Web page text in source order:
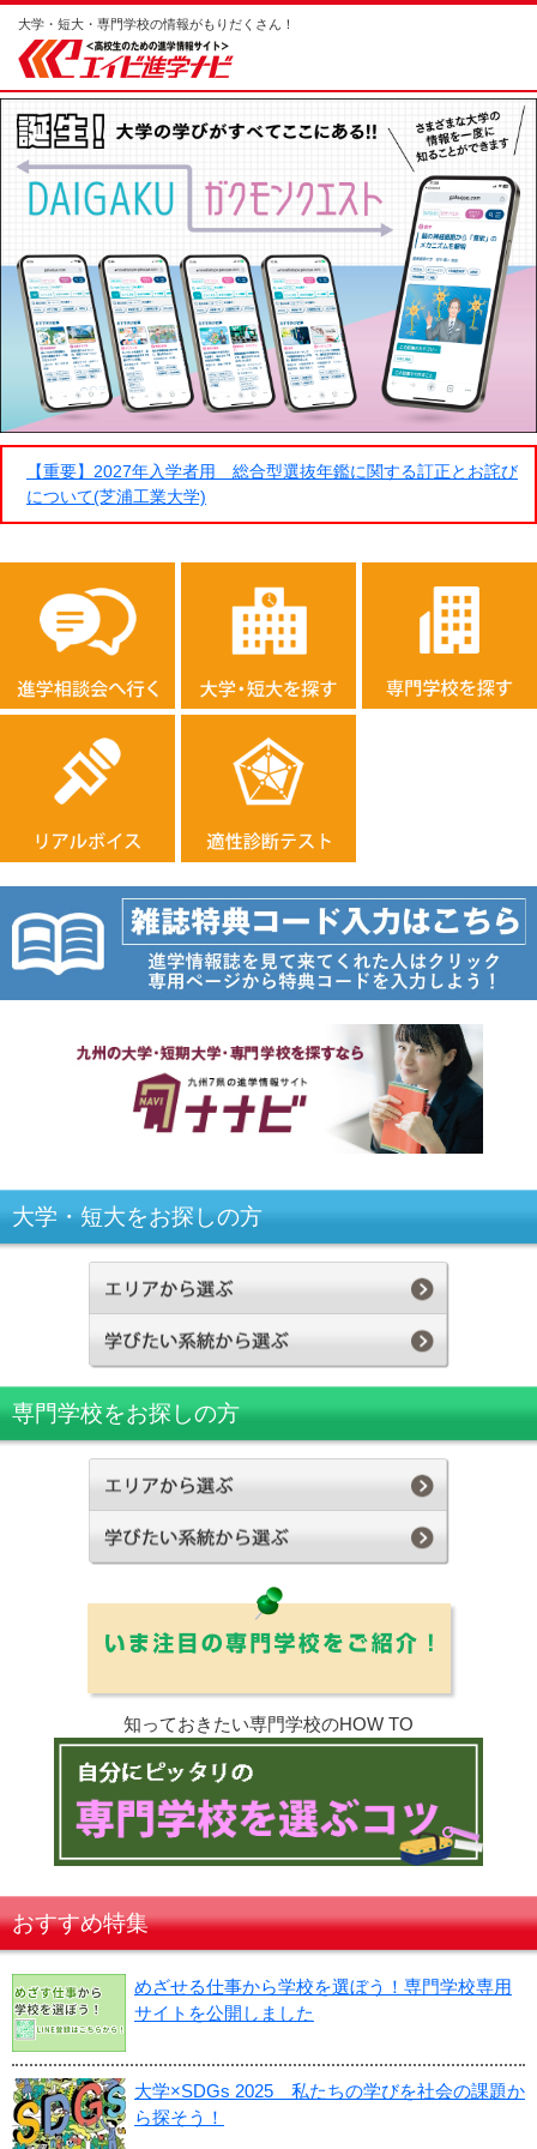
大学・短大・専門学校の情報がもりだくさん！
【重要】2027年入学者用 総合型選抜年鑑に関する訂正とお詫び
について(芝浦工業大学)
大学・短大をお探しの方
専門学校をお探しの方
知っておきたい専門学校のHOW TO
おすすめ特集
めざせる仕事から学校を選ぼう！専門学校専用
サイトを公開しました
大学×SDGs 2025 私たちの学びを社会の課題か
ら探そう！